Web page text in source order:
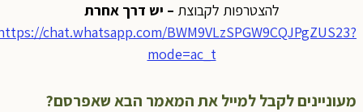
להצטרפות לקבוצת– יש דרך אחרת
https://chat.whatsapp.com/BWM9VLzSPGW9CQJPgZUS23?
mode=ac_t
מעוניינים לקבל למייל את המאמר הבא שאפרסם?